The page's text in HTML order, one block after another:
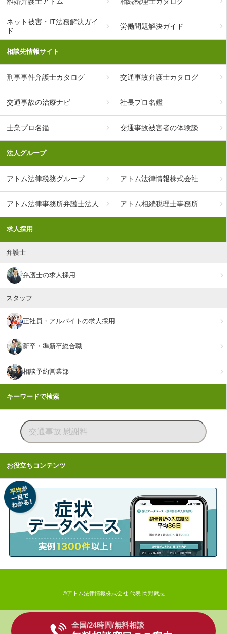
全国/24時間/無料相談
ネット被害・IT法務解決ガイ
ド
労働問題解決ガイド
相談先情報サイト
刑事事件弁護士カタログ 交通事故弁護士カタログ
交通事故の治療ナビ 社長プロ名鑑
士業プロ名鑑 交通事故被害者の体験談
法人グループ
アトム法律税務グループ アトム法律情報株式会社
アトム法律事務所弁護士法人 アトム相続税理士事務所
求人採用
弁護士
弁護士の求人採用
スタッフ
正社員・アルバイトの求人採用
新卒・準新卒総合職
相談予約営業部
キーワードで検索
お役立ちコンテンツ
©アトム法律情報株式会社 代表 岡野武志